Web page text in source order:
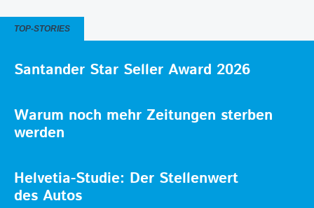
TOP-STORIES
Santander Star Seller Award 2026
Warum noch mehr Zeitungen sterben
werden
Helvetia-Studie: Der Stellenwert
des Autos